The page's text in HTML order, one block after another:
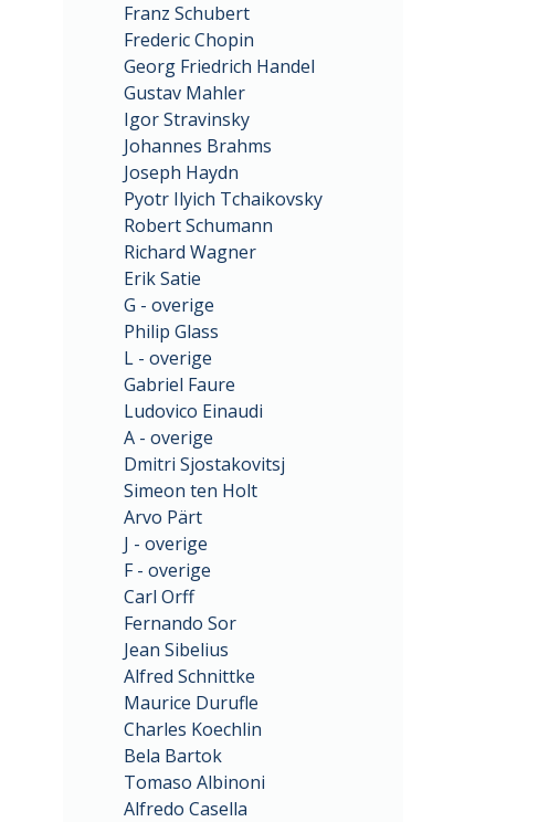
Franz Schubert
Frederic Chopin
Georg Friedrich Handel
Gustav Mahler
Igor Stravinsky
Johannes Brahms
Joseph Haydn
Pyotr Ilyich Tchaikovsky
Robert Schumann
Richard Wagner
Erik Satie
G - overige
Philip Glass
L - overige
Gabriel Faure
Ludovico Einaudi
A - overige
Dmitri Sjostakovitsj
Simeon ten Holt
Arvo Pärt
J - overige
F - overige
Carl Orff
Fernando Sor
Jean Sibelius
Alfred Schnittke
Maurice Durufle
Charles Koechlin
Bela Bartok
Tomaso Albinoni
Alfredo Casella